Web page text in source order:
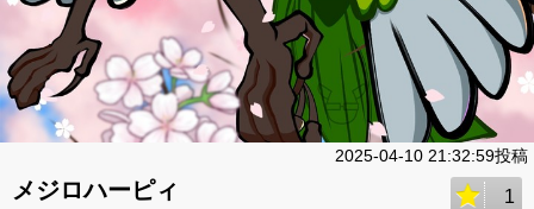
2025-04-10 21:32:59投稿
メジロハーピィ 1